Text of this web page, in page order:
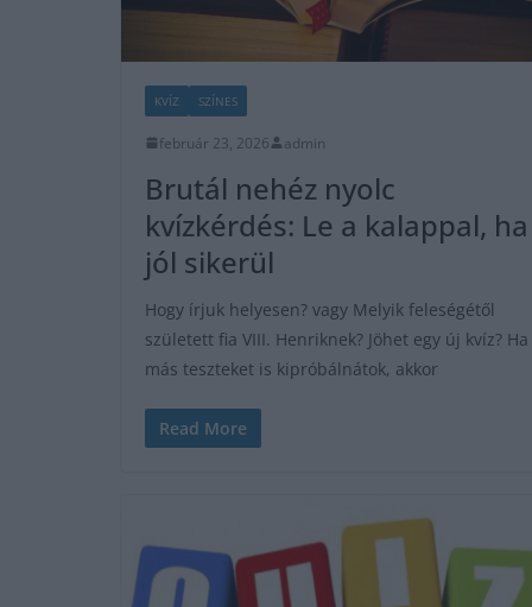
KVÍZ SZÍNES
február 23, 2026 admin
Brutál nehéz nyolc
kvízkérdés: Le a kalappal, ha
jól sikerül
Hogy írjuk helyesen? vagy Melyik feleségétől
született fia VIII. Henriknek? Jöhet egy új kvíz? Ha
más teszteket is kipróbálnátok, akkor
Read More